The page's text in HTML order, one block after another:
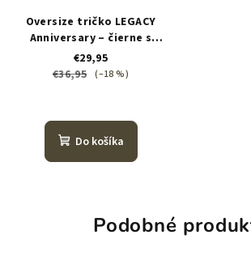
Oversize tričko LEGACY
Anniversary – čierne s
bielou potlačou
€29,95
€36,95 (–18 %)
Do košíka
Podobné